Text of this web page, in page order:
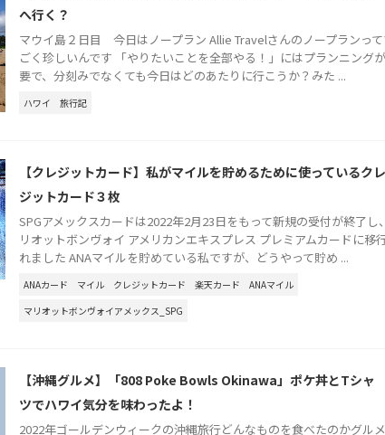
へ行く？
マウイ島２日目 今日はノープラン Allie Travelさんのノープランっ
ごく珍しいんです 「やりたいことを全部やる！」にはプランニング
要で、分刻みでなくても今日はどのあたりに行こうか？みた ...
ハワイ 旅行記
【クレジットカード】私がマイルを貯めるために使っているクレ
ジットカード３枚
SPGアメックスカードは2022年2月23日をもって新規の受付が終了し
リオットボンヴォイ アメリカンエキスプレス プレミアムカードに移
れました ANAマイルを貯めている私ですが、どうやって貯め ...
ANAカード マイル クレジットカード 楽天カード
ANAマイル
マリオットボンヴォイアメックス_SPG
【沖縄グルメ】「808 Poke Bowls Okinawa」ポケ丼とTシャ
ツでハワイ気分を味わったよ！
2022年ゴールデンウィークの沖縄旅行どんなものを食べたのかグル